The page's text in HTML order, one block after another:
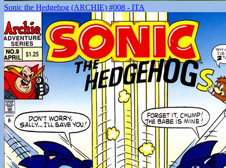
Sonic the Hedgehog (ARCHIE) #008 - ITA